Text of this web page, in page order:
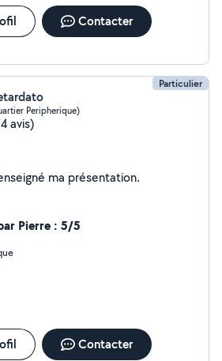
Contacter
Particulier
Peripherique)
avis)
Je n'ai pas encore renseigné ma présentation.
Pierre : 5/5
Contacter